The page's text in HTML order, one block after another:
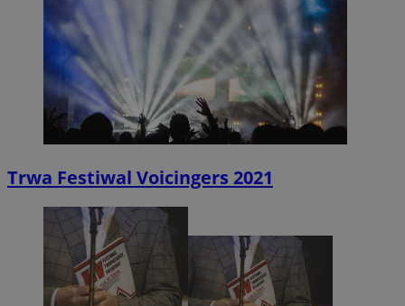
Trwa Festiwal Voicingers 2021